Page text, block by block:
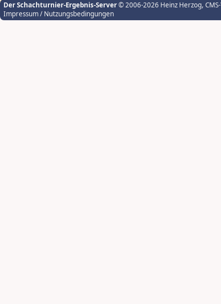
Der Schachturnier-Ergebnis-Server© 2006-2026 Heinz Herzog,
Impressum / Nutzungsbedingungen